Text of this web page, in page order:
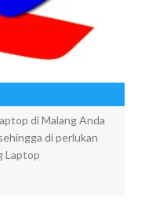
di Malang Anda
di perlukan
Laptop